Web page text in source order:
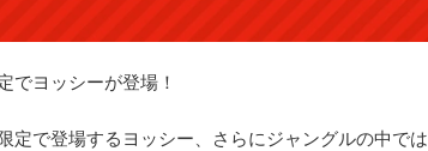
でヨッシーが登場！
定で登場するヨッシー、さらにジャングルの中では